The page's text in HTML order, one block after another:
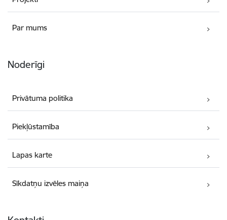
Par mums
Noderīgi
Privātuma politika
Piekļūstamība
Lapas karte
Sīkdatņu izvēles maiņa